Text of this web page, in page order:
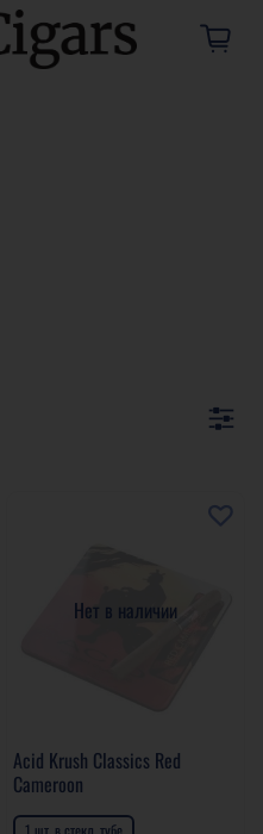
Нет в наличии
Acid Krush Classics Red
Cameroon
1 шт. в стекл. тубе